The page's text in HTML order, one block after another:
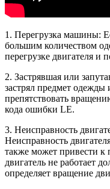
1. Перегрузка машины:
большим количеством
перегрузке двигателя
2. Застрявшая или
застрял предмет
препятствовать
кода ошибки LE.
3. Неисправность
Неисправность
также может привести
двигатель не работает
определяет вращение